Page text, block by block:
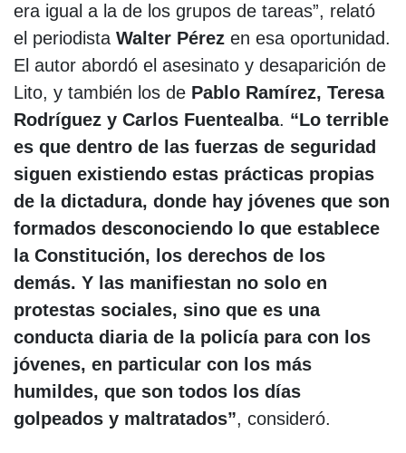
era igual a la de los grupos de tareas”, relató
el periodista Walter Pérez en esa oportunidad.
El autor abordó el asesinato y desaparición de
Lito, y también los de Pablo Ramírez, Teresa
Rodríguez y Carlos Fuentealba. “Lo terrible
es que dentro de las fuerzas de seguridad
siguen existiendo estas prácticas propias
de la dictadura, donde hay jóvenes que son
formados desconociendo lo que establece
la Constitución, los derechos de los
demás. Y las manifiestan no solo en
protestas sociales, sino que es una
conducta diaria de la policía para con los
jóvenes, en particular con los más
humildes, que son todos los días
golpeados y maltratados”, consideró.